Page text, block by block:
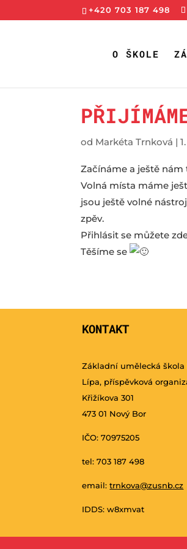
+420 703 187 498
O ŠKOLE
od Markéta Trnková |
Začínáme a ještě
Volná místa máme
jsou ještě volné
zpěv.
Přihlásit se můžete
Těšíme se
KONTAKT
Základní umělecká škola
Lípa, příspěvková
Křižíkova 301
473 01 Nový Bor
IČO: 70975205
tel: 703 187 498
email:trnkova@zusnb.cz
IDDS: w8xmvat